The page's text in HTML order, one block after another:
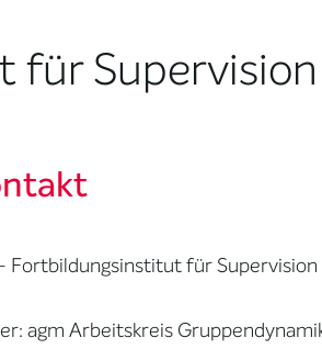
Supervision
Fortbildungsinstitut für Supervision
agm Arbeitskreis